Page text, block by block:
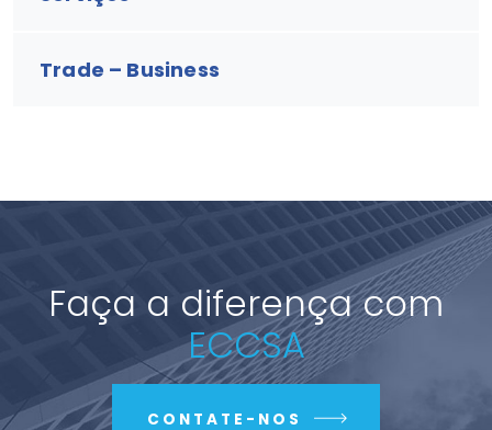
Trade – Business
Faça a diferença com
ECCSA
CONTATE-NOS